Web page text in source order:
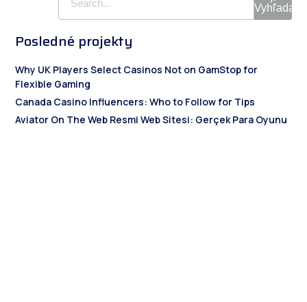
Vyhľadať
Posledné projekty
Why UK Players Select Casinos Not on GamStop for
Flexible Gaming
Canada Casino Influencers: Who to Follow for Tips
Aviator On The Web Resmi Web Sitesi: Gerçek Para Oyunu